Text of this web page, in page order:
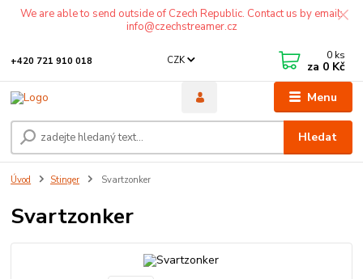
We are able to send outside of Czech Republic. Contact us by email:
info@czechstreamer.cz
Menu
CZK
Hledat
+420 721 910 018 0 ks
za 0 Kč
Úvod Stinger Svartzonker
Svartzonker